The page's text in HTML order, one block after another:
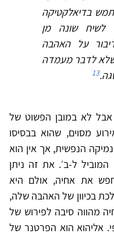
בדיאלקטיקה
לשיח שונה מן
על האהבה
שלא לדבר מעמדה
13
אבל לא במובן הפשוט של
מסוים, שהוא בבסיסו
הנפשית, אך אין הוא
ל-ב׳. את זה ניתן
את אחיה, אולם היא
בכיוון של האהבה שלה,
מהווה סיבה לפירוש של
אליהוא הוא הפרטנר של